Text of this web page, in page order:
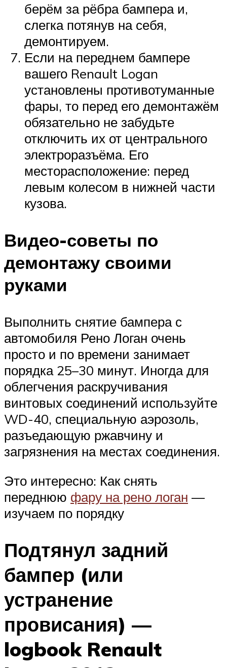
берём за рёбра бампера и,
слегка потянув на себя,
демонтируем.
Если на переднем бампере
вашего Renault Logan
установлены противотуманные
фары, то перед его демонтажём
обязательно не забудьте
отключить их от центрального
электроразъёма. Его
месторасположение: перед
левым колесом в нижней части
кузова.
Видео-советы по
демонтажу своими
руками
Выполнить снятие бампера с
автомобиля Рено Логан очень
просто и по времени занимает
порядка 25–30 минут. Иногда для
облегчения раскручивания
винтовых соединений используйте
WD-40, специальную аэрозоль,
разъедающую ржавчину и
загрязнения на местах соединения.
Это интересно: Как снять
переднюю фару на рено логан —
изучаем по порядку
Подтянул задний
бампер (или
устранение
провисания) —
logbook Renault